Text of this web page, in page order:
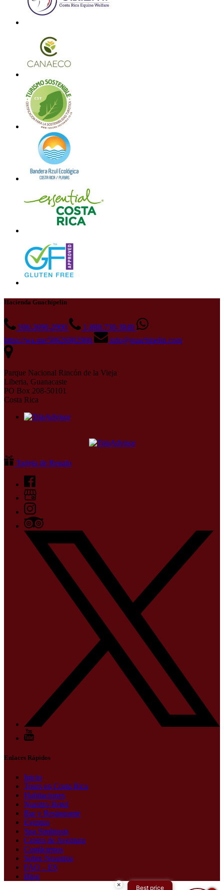
Hacienda Guachipelín
506-2690-2900
1-888-730-3840
https://wa.me/50626902900
info@guachipelin.com
Parque Nacional Rincón de la Vieja
Liberia, Guanacaste
PO Box 208-50101
Costa Rica
Tarjeta de Regalo
Enlaces Rápidos
Inicio
Tours en Costa Rica
Habitaciones
Nuestro Hotel
Bar y Restaurante
Eventos
Spa Simbiosis
Centro de Aventura
Contáctenos
Sobre Nosotros
FAQ – ES
Blog
× Best price